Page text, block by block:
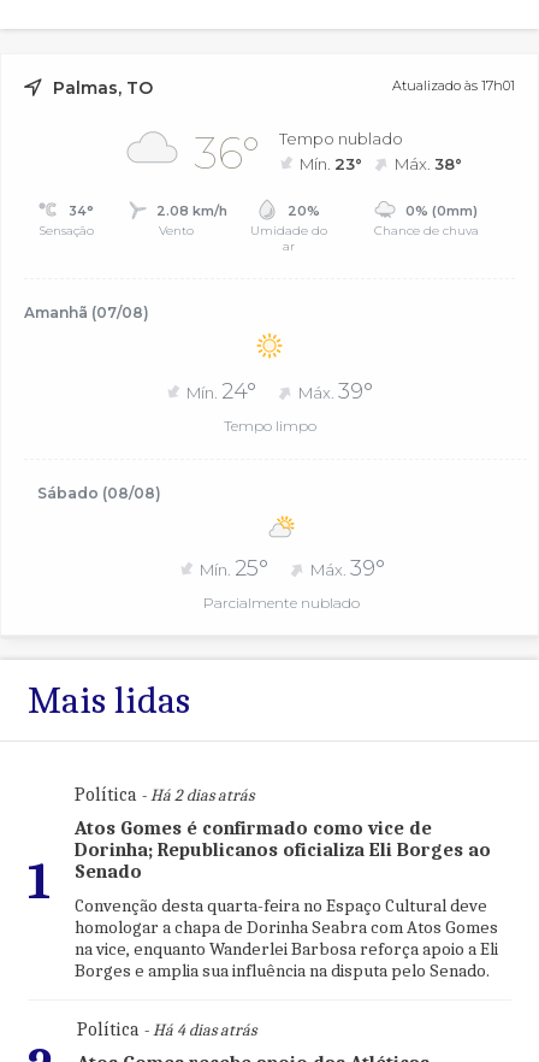
Palmas, TO Atualizado às 17h01
36°
Tempo nublado
Mín. 23° Máx.38°
34°
Sensação
2.08 km/h
Vento
20%
Umidade do
ar
0% (0mm)
Chance de chuva
Amanhã (07/08)
Mín. 24° Máx. 39°
Tempo limpo
Sábado (08/08)
Mín. 25° Máx. 39°
Parcialmente nublado
Mais lidas
1
Política- Há 2 dias atrás
Atos Gomes é confirmado como vice de
Dorinha; Republicanos oficializa Eli Borges ao
Senado
Convenção desta quarta-feira no Espaço Cultural deve
homologar a chapa de Dorinha Seabra com Atos Gomes
na vice, enquanto Wanderlei Barbosa reforça apoio a Eli
Borges e amplia sua influência na disputa pelo Senado.
Política- Há 4 dias atrás